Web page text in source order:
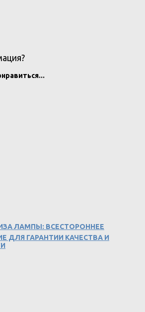
ЛАМПЫ: ВСЕСТОРОННЕЕ
ДЛЯ ГАРАНТИИ КАЧЕСТВА И